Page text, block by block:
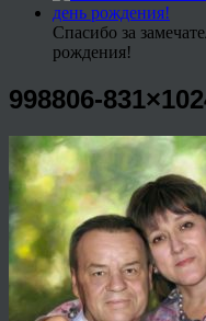
Спасибо за
рождения!
998806-